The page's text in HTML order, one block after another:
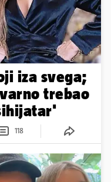
iza svega;
trebao
118